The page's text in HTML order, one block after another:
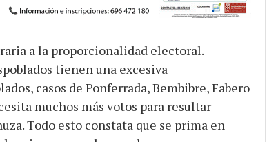
a la proporcionalidad electoral.
tienen una excesiva
casos de Ponferrada, Bembibre, Fabero
muchos más votos para resultar
Todo esto constata que se prima en